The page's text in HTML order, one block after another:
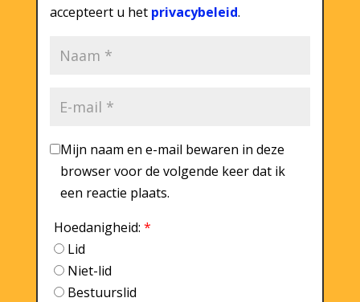
accepteert u het privacybeleid.
Mijn naam en e-mail bewaren in deze
browser voor de volgende keer dat ik
een reactie plaats.
Hoedanigheid: *
Lid
Niet-lid
Bestuurslid